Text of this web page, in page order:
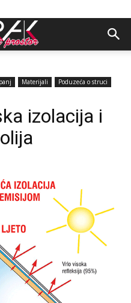
Materijali
Poduzeća o struci
izolacija i